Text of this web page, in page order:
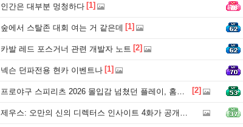
인간은 대부분 멍청하다 [1]
숲에서 스탈존 대회 여는 거 같은데 [1]
카발 레드 포스거너 관련 개발자 노트 [2]
넥슨 던파전용 현카 이벤트나 [1]
프로야구 스피리츠 2026 몰입감 넘쳤던 플레이, 홈런까지 문제없네 [2]
제우스: 오만의 신의 디렉터스 인사이트 4화가 공개되었습니다.